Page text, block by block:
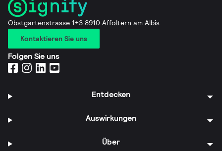
Obstgartenstrasse 1+3 8910 Affoltern am Albis
Kontaktieren Sie uns
Folgen Sie uns
Entdecken
Auswirkungen
Über